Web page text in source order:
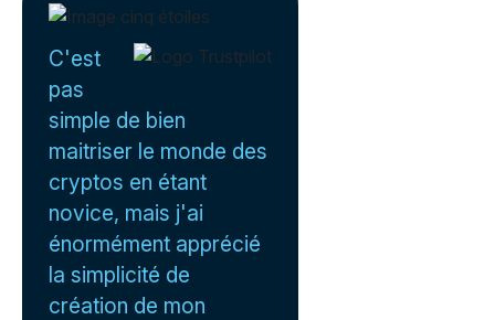
C'est
pas
simple de bien
maitriser le monde des
cryptos en étant
novice, mais j'ai
énormément apprécié
la simplicité de
création de mon